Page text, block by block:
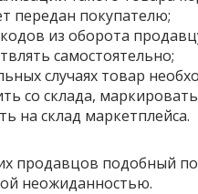
передан покупателю;
из оборота
самостоятельно;
случаях товар
со склада,
на склад маркетплейса.
продавцов подобный
неожиданностью.